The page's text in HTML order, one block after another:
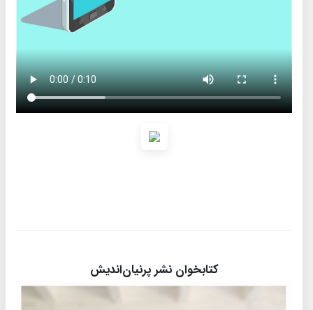
کتابخوان نشر پرنیان‌اندیش